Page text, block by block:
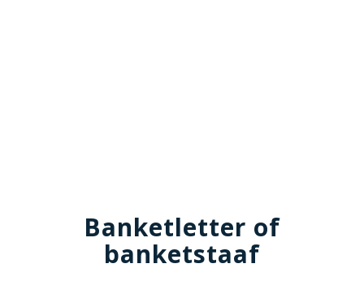
Banketletter of
banketstaaf